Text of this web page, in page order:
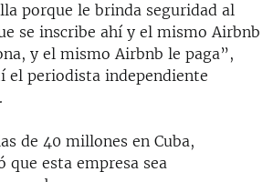
porque le brinda seguridad al
se inscribe ahí y el mismo Airbnb
y el mismo Airbnb le paga”,
el periodista independiente
de 40 millones en Cuba,
que esta empresa sea